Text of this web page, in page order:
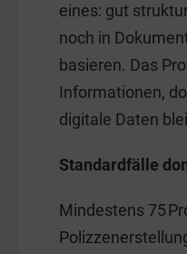
eines: gut
noch in
basieren. Das
Informationen,
digitale Daten
Standardfälle
Mindestens 75